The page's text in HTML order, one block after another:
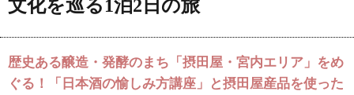
文化を巡る1泊2日の旅
歴史ある醸造・発酵のまち「摂田屋・宮内エリア」をめ
ぐる！「日本酒の愉しみ方講座」と摂田屋産品を使った